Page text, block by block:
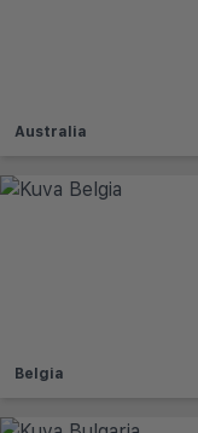
Australia
Belgia